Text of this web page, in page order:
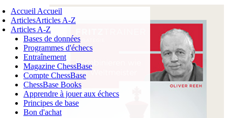
Accueil Accueil
ArticlesArticles A-Z
Articles A-Z
Bases de données
Programmes d'échecs
Entraînement
Magazine ChessBase
Compte ChessBase
ChessBase Books
Apprendre à jouer aux échecs
Principes de base
Bon d'achat